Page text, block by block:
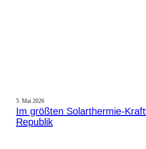
5. Mai 2026
Im größten Solarthermie-
Republik